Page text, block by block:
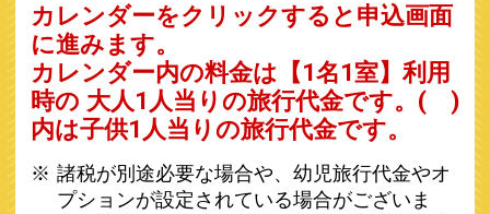
カレンダーをクリックすると申込画面
に進みます。
カレンダー内の料金は 【1名1室】利用
時の 大人1人当りの旅行代金です。 ( )
内は子供1人当りの旅行代金です。
諸税が別途必要な場合や、幼児旅行代金やオ
プションが設定されている場合がございま